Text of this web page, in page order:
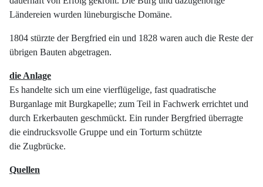
Ländereien wurden lüneburgische Domäne.
1804 stürzte der Bergfried ein und 1828 waren auch die Reste der
übrigen Bauten abgetragen.
die Anlage
Es handelte sich um eine vierflügelige, fast quadratische
Burganlage mit Burgkapelle; zum Teil in Fachwerk errichtet und
durch Erkerbauten geschmückt. Ein runder Bergfried überragte
die eindrucksvolle Gruppe und ein Torturm schützte
die Zugbrücke.
Quellen